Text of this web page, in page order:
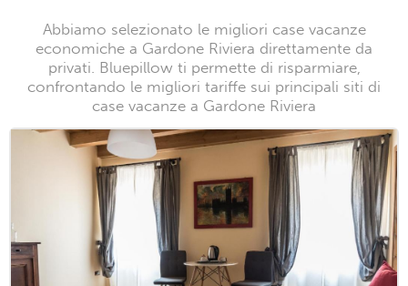
Abbiamo selezionato le migliori case vacanze
economiche a Gardone Riviera direttamente da
privati. Bluepillow ti permette di risparmiare,
confrontando le migliori tariffe sui principali siti di
case vacanze a Gardone Riviera